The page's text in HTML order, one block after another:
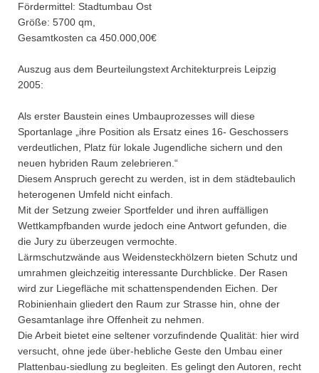
Fördermittel: Stadtumbau Ost
Größe: 5700 qm,
Gesamtkosten ca 450.000,00€
Auszug aus dem Beurteilungstext Architekturpreis Leipzig
2005:
Als erster Baustein eines Umbauprozesses will diese
Sportanlage „ihre Position als Ersatz eines 16- Geschossers
verdeutlichen, Platz für lokale Jugendliche sichern und den
neuen hybriden Raum zelebrieren.“
Diesem Anspruch gerecht zu werden, ist in dem städtebaulich
heterogenen Umfeld nicht einfach.
Mit der Setzung zweier Sportfelder und ihren auffälligen
Wettkampfbanden wurde jedoch eine Antwort gefunden, die
die Jury zu überzeugen vermochte.
Lärmschutzwände aus Weidensteckhölzern bieten Schutz und
umrahmen gleichzeitig interessante Durchblicke. Der Rasen
wird zur Liegefläche mit schattenspendenden Eichen. Der
Robinienhain gliedert den Raum zur Strasse hin, ohne der
Gesamtanlage ihre Offenheit zu nehmen.
Die Arbeit bietet eine seltener vorzufindende Qualität: hier wird
versucht, ohne jede über-hebliche Geste den Umbau einer
Plattenbau-siedlung zu begleiten. Es gelingt den Autoren, recht